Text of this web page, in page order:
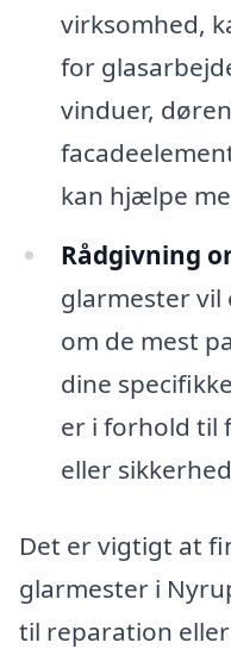
virksomhed,
for
vinduer,
kan hjælpe
Rådgivning
glarmester vil
om de mest
dine
er i forhold til
eller
Det er vigtigt at
glarmester i
til reparation